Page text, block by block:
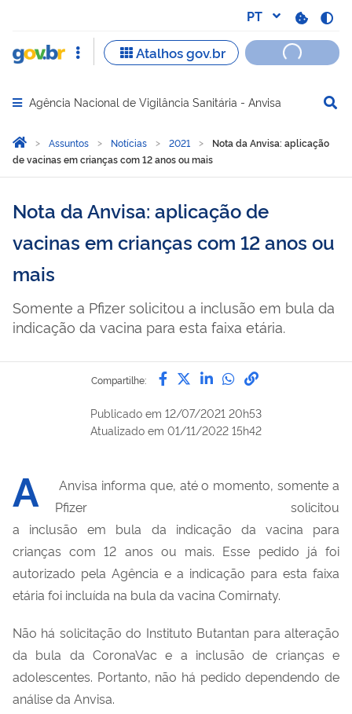
Abrir menu principal de navegação
Agência Nacional de Vigilância Sanitária - Anvisa
Você está aqui:
Página Inicial
Assuntos Notícias 2021
Nota da Anvisa: aplicação
de vacinas em crianças com 12 anos ou mais
Nota da Anvisa: aplicação de
vacinas em crianças com 12 anos ou
mais
Somente a Pfizer solicitou a inclusão em bula da
indicação da vacina para esta faixa etária.
Compartilhe: Compartilhe por Facebook
Compartilhe por Twitter
Compartilhe por
Compartilhe
link para
Publicado em 12/07/2021 20h53
Atualizado em 01/11/2022 15h42
A Anvisa informa que, até o momento, somente a
Pfizer solicitou
a inclusãoem bula da indicação da vacina
para
crianças com 12 anos ou mais. Esse pedido já foi
autorizado pela Agência e a indicação para esta faixa
etária foi incluída na bula da vacina Comirnaty.
Não há solicitação do Instituto Butantan para alteração
da bula da CoronaVac e a inclusão de crianças e
adolescentes. Portanto, não há pedido dependendo de
análise da Anvisa.